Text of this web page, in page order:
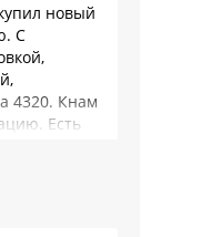
новый
С
4320. Кнам
Есть
радио), нет